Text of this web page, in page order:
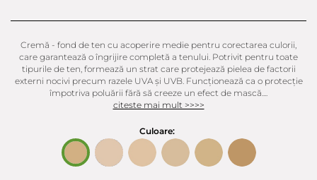
Cremă - fond de ten cu acoperire medie pentru corectarea culorii,
care garantează o îngrijire completă a tenului. Potrivit pentru toate
tipurile de ten, formează un strat care protejează pielea de factorii
externi nocivi precum razele UVA și UVB. Funcționează ca o protecție
împotriva poluării fără să creeze un efect de mască....
citeste mai mult >>>>
Culoare: